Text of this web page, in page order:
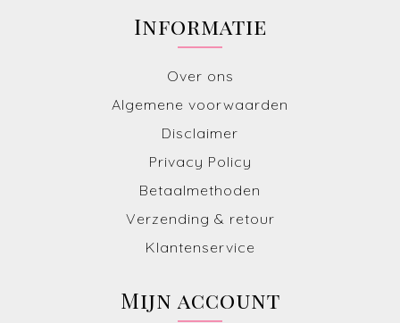
Informatie
Over ons
Algemene voorwaarden
Disclaimer
Privacy Policy
Betaalmethoden
Verzending & retour
Klantenservice
Mijn account